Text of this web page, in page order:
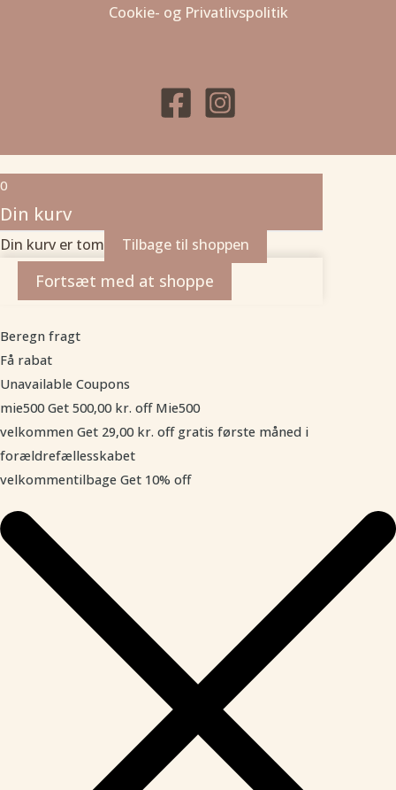
Cookie- og Privatlivspolitik
0
Din kurv
Din kurv er tom Tilbage til shoppen
Fortsæt med at shoppe
Beregn fragt
Få rabat
Unavailable Coupons
mie500 Get 500,00 kr. off Mie500
velkommen Get 29,00 kr. off gratis første måned i
forældrefællesskabet
velkommentilbage Get 10% off